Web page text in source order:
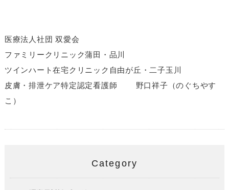
医療法人社団 双愛会
ファミリークリニック蒲田・品川
ツインハート在宅クリニック自由が丘・二子玉川
皮膚・排泄ケア特定認定看護師 野口祥子（のぐちやす
こ）
Category